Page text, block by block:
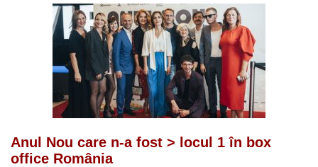
Anul Nou care n-a fost > locul 1 în box
office România